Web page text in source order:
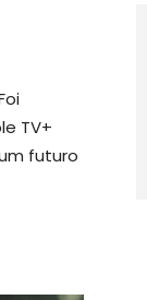
TV+
futuro